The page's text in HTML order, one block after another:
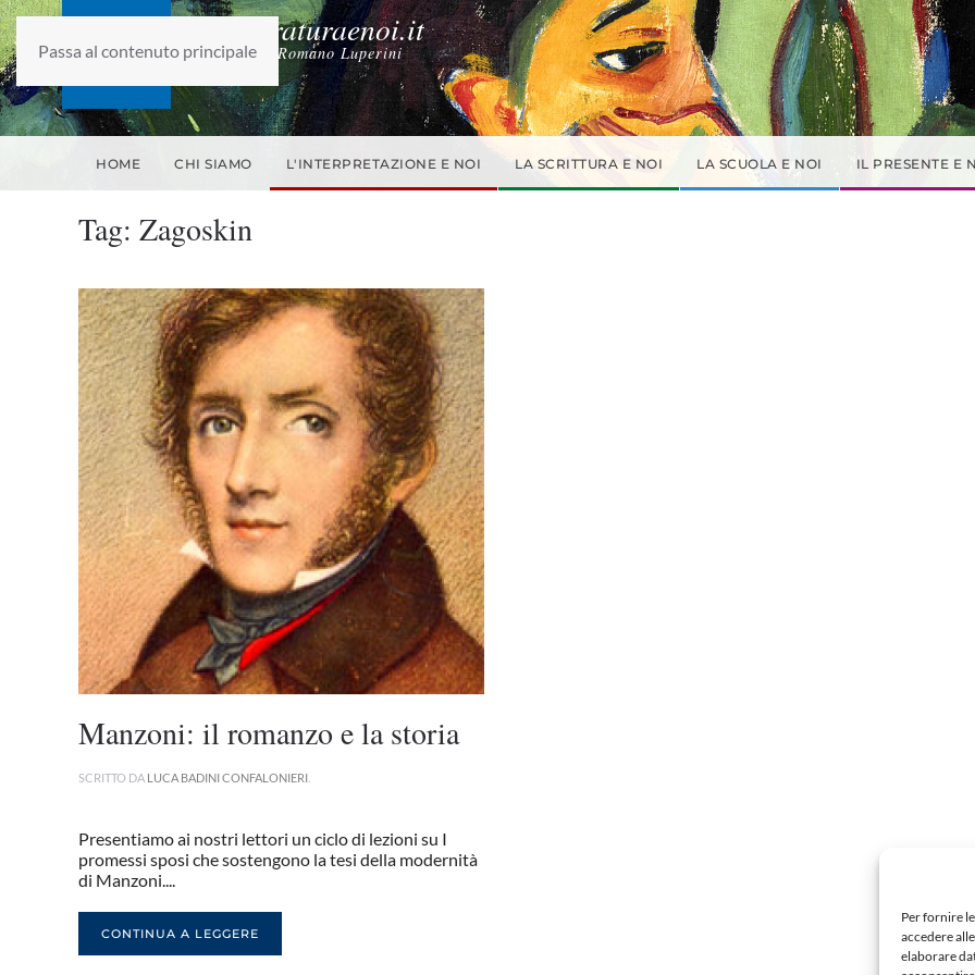
Per fornire
accedere
elaborare
Passa al contenuto principale
laletteraturaenoi.it
fondato da Romano Luperini
HOME CHI SIAMO L'INTERPRETAZIONE E NOI LA SCRITTURA E NOI LA SCUOLA E NOI IL PRESENTE E
Tag: Zagoskin
Manzoni: il romanzo e la storia
SCRITTO DA LUCA BADINI CONFALONIERI
Presentiamo ai nostri lettori un ciclo di lezioni su I
promessi sposi che sostengono la tesi della modernità
di Manzoni....
CONTINUA A LEGGERE